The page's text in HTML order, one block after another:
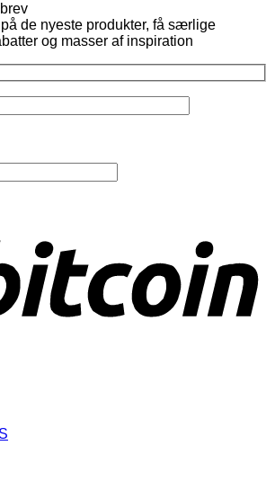
Nembutal
Beskrivelse
de nyeste produkter, få særlige
og masser af inspiration